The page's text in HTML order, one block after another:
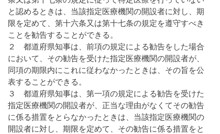
と認めるときは、当該指定医療機関の開設者に対し、期
限を定めて、第十六条又は第十七条の規定を遵守すべき
ことを勧告することができる。
２ 都道府県知事は、前項の規定による勧告をした場合
において、その勧告を受けた指定医療機関の開設者が、
同項の期限内にこれに従わなかったときは、その旨を公
表することができる。
３ 都道府県知事は、第一項の規定による勧告を受けた
指定医療機関の開設者が、正当な理由がなくてその勧告
に係る措置をとらなかったときは、当該指定医療機関の
開設者に対し、期限を定めて、その勧告に係る措置をと